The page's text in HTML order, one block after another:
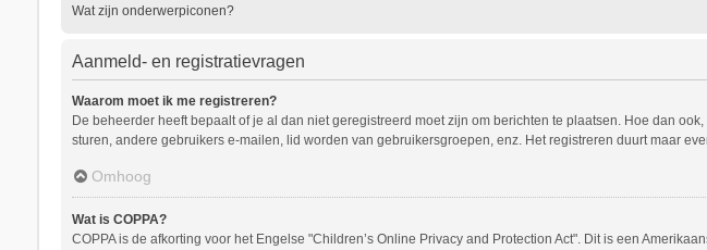
Wat zijn onderwerpiconen?
Aanmeld- en registratievragen
Waarom moet ik me registreren?
De beheerder heeft bepaalt of je al dan niet geregistreerd moet zijn om berichten te plaatsen. Hoe dan
sturen, andere gebruikers e-mailen, lid worden van gebruikersgroepen, enz. Het registreren duurt maar
Omhoog
Wat is COPPA?
COPPA is de afkorting voor het Engelse "Children’s Online Privacy and Protection Act". Dit is een